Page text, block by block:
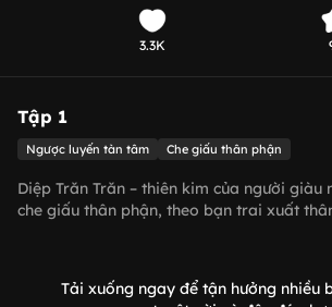
3.3K
Tập 1
Ngược luyến tàn tâm Che giấu thân phận
Diệp Trăn Trăn – thiên kim của người giàu
che giấu thân phận, theo bạn trai xuất
Trăn Trăn được ổn định, nhà họ Diệp đã bổ
Thiên Hạo làm tổng giám đốc Tập đoàn
Tải xuống ngay để tận hưởng nhiều